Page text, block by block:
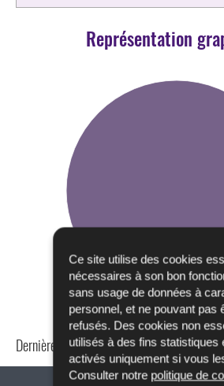
Ce site utilise des cookies
nécessaires à son bon
sans usage de données à
personnel, et ne pouvant pas
refusés. Des cookies non
utilisés à des fins statistiques
activés uniquement si vous
Consulter notre politique de
Représentation
Dernière mise à jour24/04/2024